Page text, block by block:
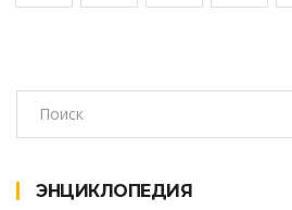
ЭНЦИКЛОПЕДИЯ